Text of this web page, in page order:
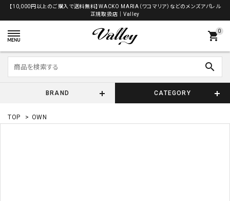
【10,000円以上のご購入で送料無料】WACKO MARIA（ワコマリア）などのメンズアパレル
正規取扱店│Valley
0
shopping_cart
search
BRAND CATEGORY
TOP > OWN